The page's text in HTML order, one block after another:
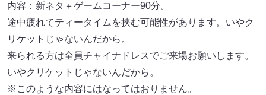
内容：新ネタ＋ゲームコーナー90分。
途中疲れてティータイムを挟む可能性があります。いやク
リケットじゃないんだから。
来られる方は全員チャイナドレスでご来場お願いします。
いやクリケットじゃないんだから。
※このような内容にはなってはおりません。